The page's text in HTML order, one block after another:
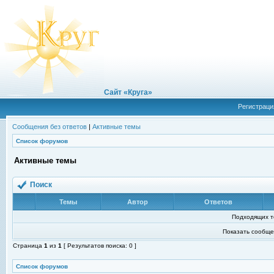
Сайт «Круга»
Сообщения без ответов | Активные темы
Список форумов
Активные темы
Поиск
Темы Автор Ответов
Подходящих
Показать
Страница 1 из 1 [ Результатов поиска: 0 ]
Список форумов